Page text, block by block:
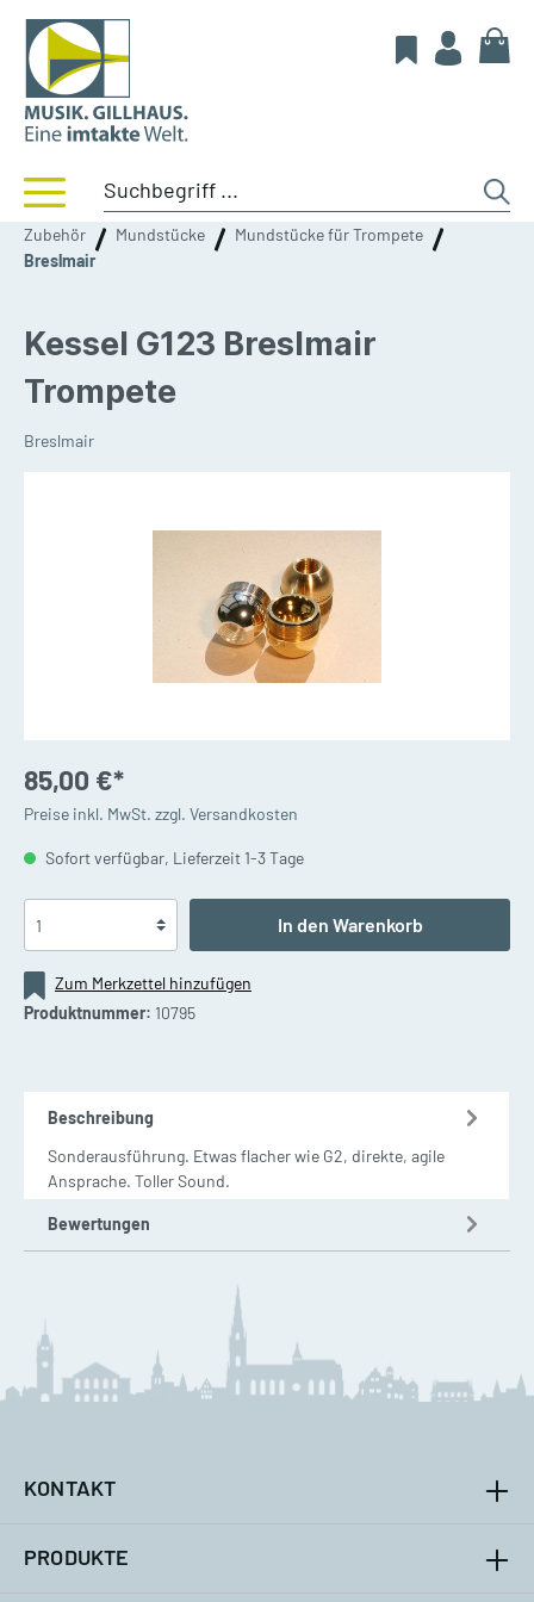
Zubehör Mundstücke
Mundstücke für Trompete
Breslmair
Kessel G123 Breslmair
Trompete
Breslmair
85,00 €*
Preise inkl. MwSt. zzgl. Versandkosten
Sofort verfügbar, Lieferzeit 1-3 Tage
In den Warenkorb
Zum Merkzettel hinzufügen
Produktnummer: 10795
Beschreibung
Sonderausführung. Etwas flacher wie G2, direkte, agile
Ansprache. Toller Sound.
Bewertungen
KONTAKT
PRODUKTE